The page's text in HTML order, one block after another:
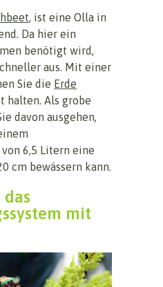
, ist eine Olla in
Da hier ein
benötigt wird,
aus. Mit einer
Sie die Erde
halten. Als grobe
davon ausgehen,
von 6,5 Litern eine
cm bewässern kann.
das
mit